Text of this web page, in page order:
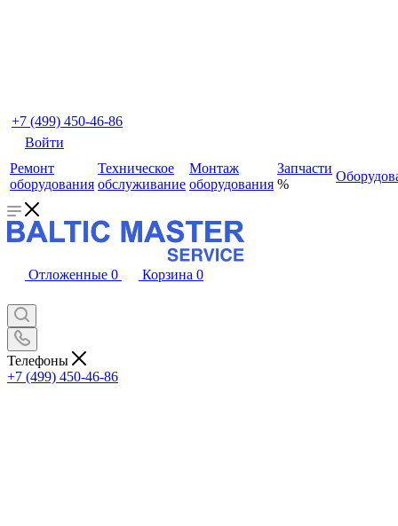
+7 (499) 450-46-86
Войти
Ремонт
оборудования
Техническое
обслуживание
Монтаж
оборудования
Запчасти
%
Отложенные 0 Корзина 0
Телефоны
+7 (499) 450-46-86